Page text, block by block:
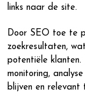
links naar de site.
Door SEO toe te
zoekresultaten,
potentiële
monitoring,
blijven en relevant